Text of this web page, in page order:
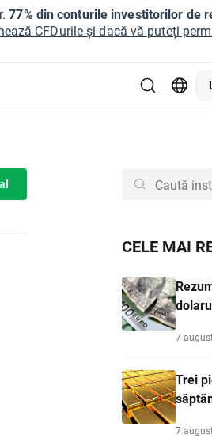
77% din conturile investitorilor de
CFDurile și dacă vă puteți
CELE MAI
7
Trei
7